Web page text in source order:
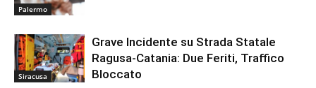
Palermo
Siracusa
Grave Incidente su Strada Statale
Ragusa-Catania: Due Feriti, Traffico
Bloccato